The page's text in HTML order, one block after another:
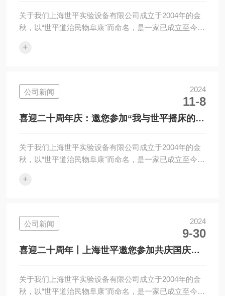
关于我们上海世平实验设备有限公司成立于2004年的金
秋，以“世平道治民物阜康"而命名，是一家已成立至今近
业微生物和细胞等培养解决方案、集研发/生产/销售/售
大系列，产品远销全球多个国家和地区。往期推荐·喜迎
世平20周年|寻找年代悠久世平摇床有奖活动开始啦！喜
迎世平20周年|响应国家政策开展以旧换新的活动方案喜
讯|上海世平再次斩获202...
+
公司新闻 2024
11-8
喜迎二十周年庆：邀您参加“我与世平摇床的合
关于我们上海世平实验设备有限公司成立于2004年的金
秋，以“世平道治民物阜康"而命名，是一家已成立至今近
业微生物和细胞等培养解决方案、集研发/生产/销售/售
大系列，产品远销全球多个国家和地区。往期推荐·喜迎
世平20周年|寻找年代悠久世平摇床有奖活动开始啦！喜
迎世平20周年|响应国家政策开展以旧换新的活动方案喜
讯|上海世平再次斩获202...
+
公司新闻 2024
9-30
喜迎二十周年丨上海世平邀您参加共庆国庆答
关于我们上海世平实验设备有限公司成立于2004年的金
秋，以“世平道治民物阜康"而命名，是一家已成立至今近